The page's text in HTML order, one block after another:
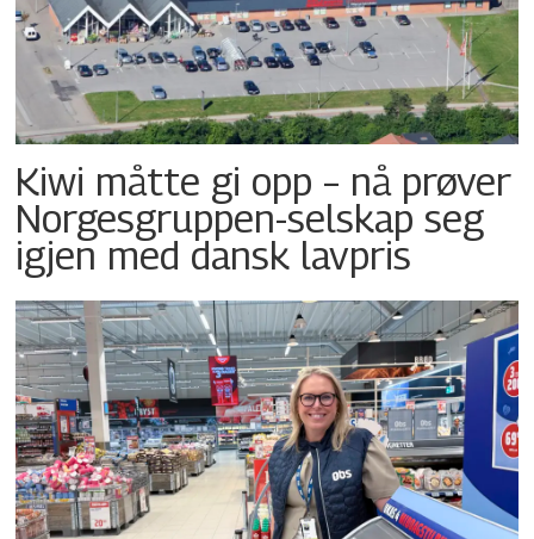
Kiwi måtte gi opp – nå prøver
Norgesgruppen-selskap seg
igjen med dansk lavpris